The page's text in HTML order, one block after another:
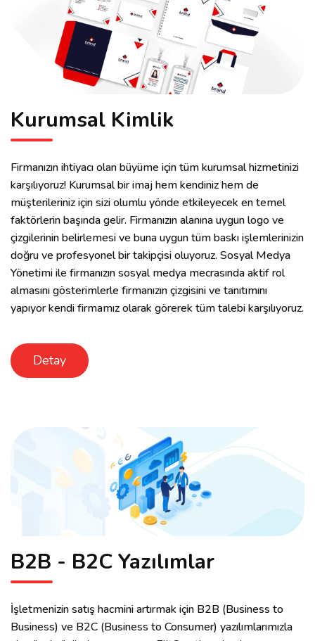
Kurumsal Kimlik
Firmanızın ihtiyacı olan büyüme için tüm kurumsal hizmetinizi
karşılıyoruz! Kurumsal bir imaj hem kendiniz hem de
müşterileriniz için sizi olumlu yönde etkileyecek en temel
faktörlerin başında gelir. Firmanızın alanına uygun logo ve
çizgilerinin belirlemesi ve buna uygun tüm baskı işlemlerinizin
doğru ve profesyonel bir takipçisi oluyoruz. Sosyal Medya
Yönetimi ile firmanızın sosyal medya mecrasında aktif rol
almasını gösterimlerle firmanızın çizgisini ve tanıtımını
yapıyor kendi firmamız olarak görerek tüm talebi karşılıyoruz.
Detay
B2B - B2C Yazılımlar
İşletmenizin satış hacmini artırmak için B2B (Business to
Business) ve B2C (Business to Consumer) yazılımlarımızla